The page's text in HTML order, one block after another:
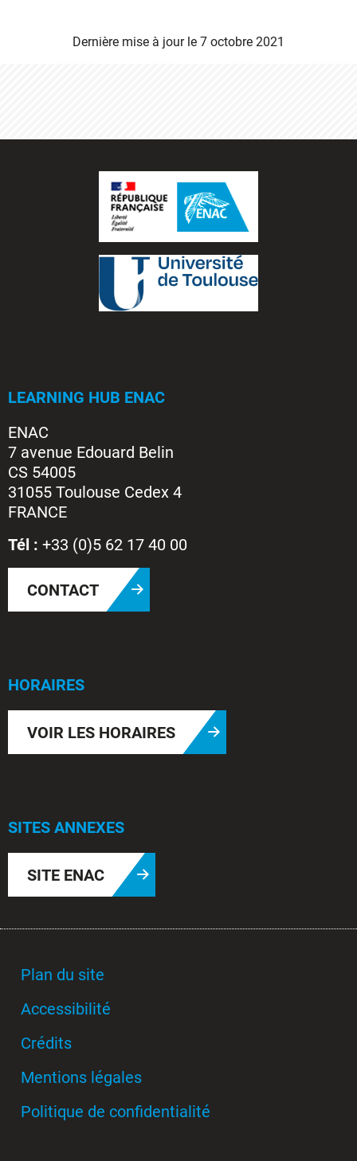
Dernière mise à jour le 7 octobre 2021
LEARNING HUB ENAC
ENAC
7 avenue Edouard Belin
CS 54005
31055 Toulouse Cedex 4
FRANCE
Tél : +33 (0)5 62 17 40 00
CONTACT
HORAIRES
VOIR LES HORAIRES
SITES ANNEXES
SITE ENAC
Plan du site
Accessibilité
Crédits
Mentions légales
Politique de confidentialité